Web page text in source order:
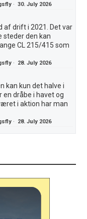
·30. July 2026
af drift i 2021. Det var
steder den kan
CL 215/415 som
· 28. July 2026
kan kun det halve i
en dråbe i havet og
i aktion har man
· 28. July 2026